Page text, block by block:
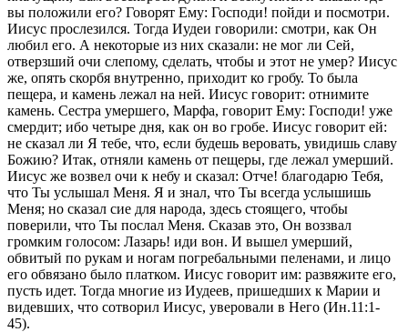
вы положили его? Говорят Ему: Господи! пойди и посмотри.
Иисус прослезился. Тогда Иудеи говорили: смотри, как Он
любил его. А некоторые из них сказали: не мог ли Сей,
отверзший очи слепому, сделать, чтобы и этот не умер? Иисус
же, опять скорбя внутренно, приходит ко гробу. То была
пещера, и камень лежал на ней. Иисус говорит: отнимите
камень. Сестра умершего, Марфа, говорит Ему: Господи! уже
смердит; ибо четыре дня, как он во гробе. Иисус говорит ей:
не сказал ли Я тебе, что, если будешь веровать, увидишь славу
Божию? Итак, отняли камень от пещеры, где лежал умерший.
Иисус же возвел очи к небу и сказал: Отче! благодарю Тебя,
что Ты услышал Меня. Я и знал, что Ты всегда услышишь
Меня; но сказал сие для народа, здесь стоящего, чтобы
поверили, что Ты послал Меня. Сказав это, Он воззвал
громким голосом: Лазарь! иди вон. И вышел умерший,
обвитый по рукам и ногам погребальными пеленами, и лицо
его обвязано было платком. Иисус говорит им: развяжите его,
пусть идет. Тогда многие из Иудеев, пришедших к Марии и
видевших, что сотворил Иисус, уверовали в Него (Ин.11:1-
45).